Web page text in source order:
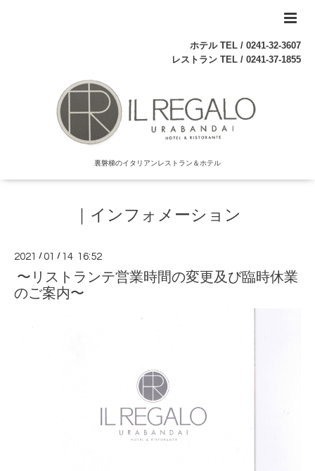
ホテル TEL / 0241-32-3607
レストラン TEL / 0241-37-1855
裏磐梯のイタリアンレストラン＆ホテル
｜インフォメーション
2021 /01 / 14 16:52
〜リストランテ営業時間の変更及び臨時休業
のご案内〜